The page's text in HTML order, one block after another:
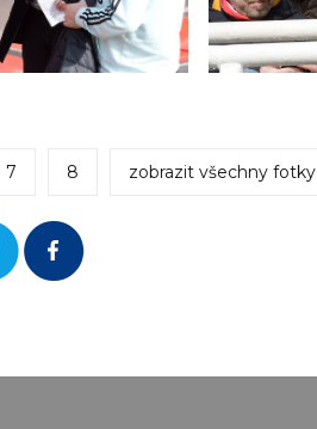
7 8 zobrazit všechny fotky